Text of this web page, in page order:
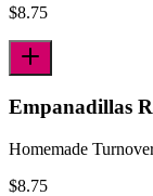
$8.75
Empanadillas
Homemade
$8.75